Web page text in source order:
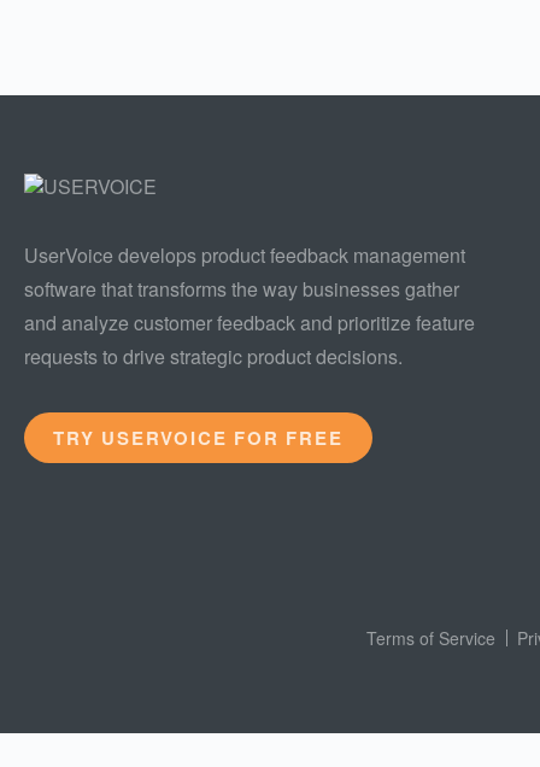
UserVoice develops product feedback management
software that transforms the way businesses gather
and analyze customer feedback and prioritize feature
requests to drive strategic product decisions.
TRY USERVOICE FOR FREE
Terms of Service